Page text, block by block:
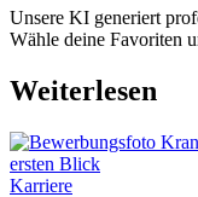
Unsere KI generiert
Wähle deine Favoriten
Weiterlesen
Karriere